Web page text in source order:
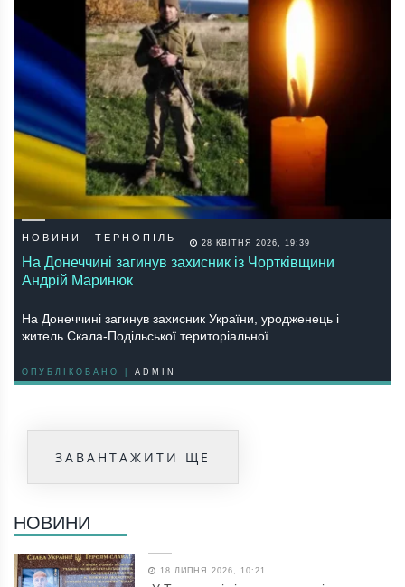
НОВИНИ ТЕРНОПІЛЬ 28 КВІТНЯ 2026, 19:39
На Донеччині загинув захисник із Чортківщини
Андрій Маринюк
На Донеччині загинув захисник України, уродженець і
житель Скала-Подільської територіальної…
ОПУБЛІКОВАНО | ADMIN
ЗАВАНТАЖИТИ ЩЕ
НОВИНИ
18 ЛИПНЯ 2026, 10:21